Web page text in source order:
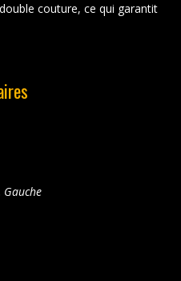
couture, ce qui garantit